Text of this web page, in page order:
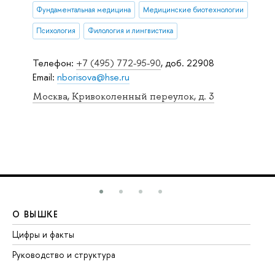
Телефон: +7 (495) 772-95-90, доб. 22908
Email: nborisova@hse.ru
Москва, Кривоколенный переулок, д. 3
Фундаментальная медицина Медицинские биотехнологии
Психология Филология и лингвистика
О ВЫШКЕ
Цифры и факты
Руководство и структура